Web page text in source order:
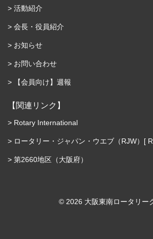
活動紹介
会長・役員紹介
お知らせ
お問い合わせ
【会員向け】週報
【関連リンク】
Rotary International
ロータリー・ジャパン・ウエブ（RJW）[
第2660地区（大阪府）
©︎ 2026 大阪東南ロータリー